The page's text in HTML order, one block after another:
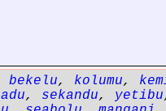
bekelu, kolumu,
, sekandu, yetibu